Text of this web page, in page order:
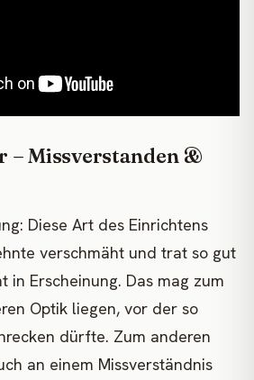
– Missverstanden &
Diese Art des Einrichtens
verschmäht und trat so gut
in Erscheinung. Das mag zum
Optik liegen, vor der so
dürfte. Zum anderen
an einem Missverständnis